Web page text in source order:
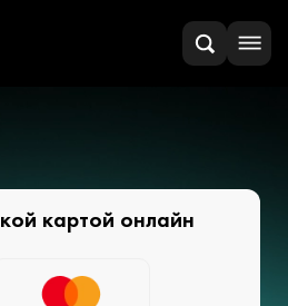
картой онлайн